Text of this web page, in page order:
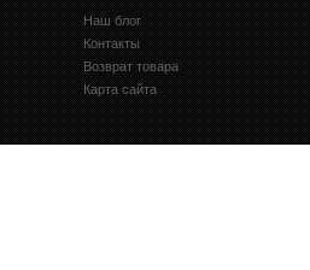
Наш блог
Контакты
Возврат товара
Карта сайта